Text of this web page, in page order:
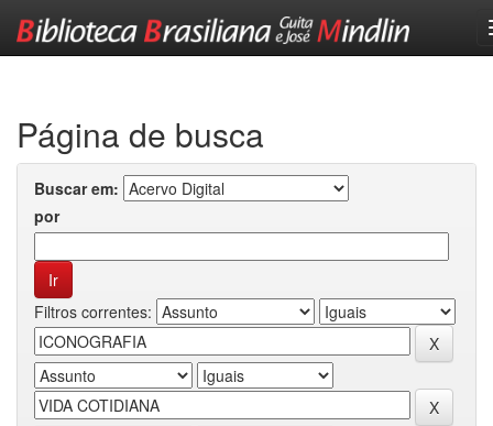
Página de busca
Buscar em:
por
Filtros correntes: